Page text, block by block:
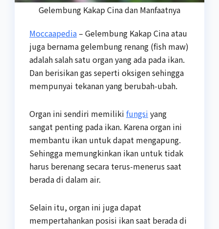
Gelembung Kakap Cina dan Manfaatnya
Moccaapedia – Gelembung Kakap Cina atau
juga bernama gelembung renang (fish maw)
adalah salah satu organ yang ada pada ikan.
Dan berisikan gas seperti oksigen sehingga
mempunyai tekanan yang berubah-ubah.
Organ ini sendiri memiliki fungsi yang
sangat penting pada ikan. Karena organ ini
membantu ikan untuk dapat mengapung.
Sehingga memungkinkan ikan untuk tidak
harus berenang secara terus-menerus saat
berada di dalam air.
Selain itu, organ ini juga dapat
mempertahankan posisi ikan saat berada di